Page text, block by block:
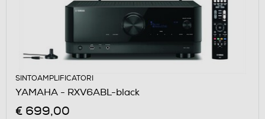
SINTOAMPLIFICATORI
YAMAHA - RXV6ABL-black
€ 699,00